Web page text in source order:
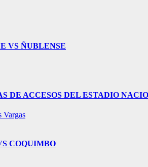
VS ÑUBLENSE
DE ACCESOS DEL ESTADIO
Vargas
COQUIMBO